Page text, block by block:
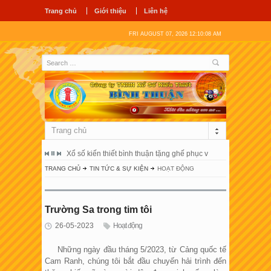
Trang chủ Giới thiệu Liên hệ
FRI AUGUST 07, 2026 12:10:09 AM
Trang chủ
vương Xổ số kiến thiết bình thuận tặng ghế phục vụ người bệnh tại
Công ty
TRANG CHỦ TIN TỨC & SỰ KIỆN HOẠT ĐỘNG
Trường Sa trong tim tôi
26-05-2023 Hoạt động
Những ngày đầu tháng 5/2023, từ Cảng quốc tế
Cam Ranh, chúng tôi bắt đầu chuyến hải trình đến